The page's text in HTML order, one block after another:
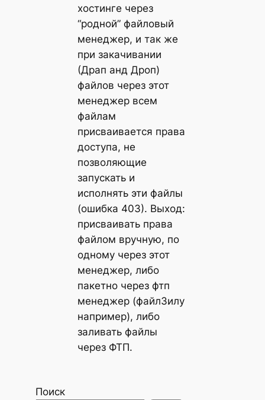
хостинге через
“родной” файловый
менеджер, и так же
при закачивании
(Драп анд Дроп)
файлов через этот
менеджер всем
файлам
присваивается права
доступа, не
позволяющие
запускать и
исполнять эти файлы
(ошибка 403). Выход:
присваивать права
файлом вручную, по
одному через этот
менеджер, либо
пакетно через фтп
менеджер (файлЗилу
например), либо
заливать файлы
через ФТП.
Поиск